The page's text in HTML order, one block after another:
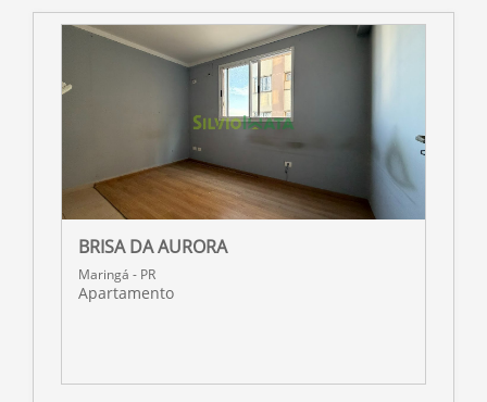
BRISA DA AURORA
Maringá - PR
Apartamento